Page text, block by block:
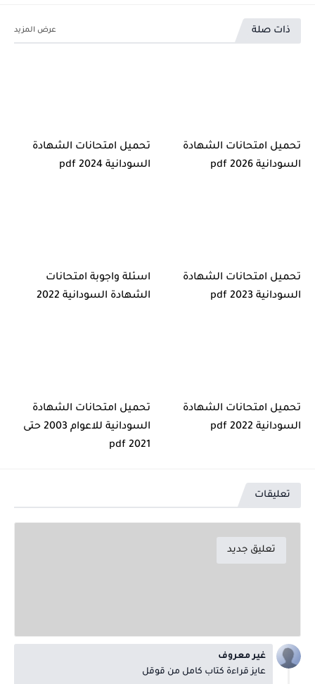
ذات صلة
تحميل امتحانات الشهادة
السودانية 2026 pdf
تحميل امتحانات الشهادة
السودانية 2024 pdf
تحميل امتحانات الشهادة
السودانية pdf 2023
اسئلة واجوبة امتحانات
الشهادة السودانية 2022
تحميل امتحانات الشهادة
السودانية 2022 pdf
تحميل امتحانات الشهادة
السودانية للاعوام 2003 حتى
2021 pdf
تعليقات
تعليق جديد
غير معروف
عايز قراءة كتاب كامل من قوقل